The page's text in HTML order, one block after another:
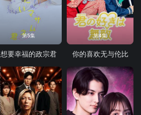
第5集
想要幸福的政宗君
第4集
你的喜欢无与伦比